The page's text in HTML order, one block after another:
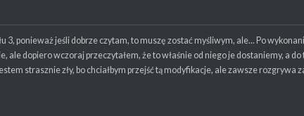
3, ponieważ jeśli dobrze czytam, to muszę zostać myśliwym, ale... Po
ale dopiero wczoraj przeczytałem, że to właśnie od niego je dostaniemy, a do
strasznie zły, bo chciałbym przejść tą modyfikacje, ale zawsze rozgrywa